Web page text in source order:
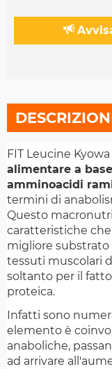
FIT Leucine
alimentare a
amminoacidi
termini di
Questo
caratteristiche
migliore substrato
tessuti muscolari
soltanto per il
proteica.
Infatti sono
elemento è
anaboliche,
ad arrivare